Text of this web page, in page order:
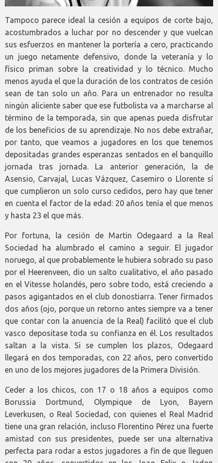
Tampoco parece ideal la cesión a equipos de corte bajo,
acostumbrados a luchar por no descender y que vuelcan
sus esfuerzos en mantener la portería a cero, practicando
un juego netamente defensivo, donde la veteranía y lo
físico priman sobre la creatividad y lo técnico. Mucho
menos ayuda el que la duración de los contratos de cesión
sean de tan solo un año. Para un entrenador no resulta
ningún aliciente saber que ese futbolista va a marcharse al
término de la temporada, sin que apenas pueda disfrutar
de los beneficios de su aprendizaje. No nos debe extrañar,
por tanto, que veamos a jugadores en los que tenemos
depositadas grandes esperanzas sentados en el banquillo
jornada tras jornada. La anterior generación, la de
Asensio, Carvajal, Lucas Vázquez, Casemiro o Llorente sí
que cumplieron un solo curso cedidos, pero hay que tener
en cuenta el factor de la edad: 20 años tenía el que menos
y hasta 23 el que más.
Por fortuna, la cesión de Martin Odegaard a la Real
Sociedad ha alumbrado el camino a seguir. El jugador
noruego, al que probablemente le hubiera sobrado su paso
por el Heerenveen, dio un salto cualitativo, el año pasado
en el Vitesse holandés, pero sobre todo, está creciendo a
pasos agigantados en el club donostiarra. Tener firmados
dos años (ojo, porque un retorno antes siempre va a tener
que contar con la anuencia de la Real) facilitó que el club
vasco depositase toda su confianza en él. Los resultados
saltan a la vista. Si se cumplen los plazos, Odegaard
llegará en dos temporadas, con 22 años, pero convertido
en uno de los mejores jugadores de la Primera División.
Ceder a los chicos, con 17 o 18 años a equipos como
Borussia Dortmund, Olympique de Lyon, Bayern
Leverkusen, o Real Sociedad, con quienes el Real Madrid
tiene una gran relación, incluso Florentino Pérez una fuerte
amistad con sus presidentes, puede ser una alternativa
perfecta para rodar a estos jugadores a fin de que lleguen